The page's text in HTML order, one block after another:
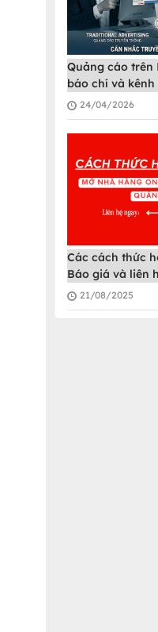
Quảng cáo trên
báo chí và kênh
24/04/2026
Các cách thức
Báo giá và liên
21/08/2025